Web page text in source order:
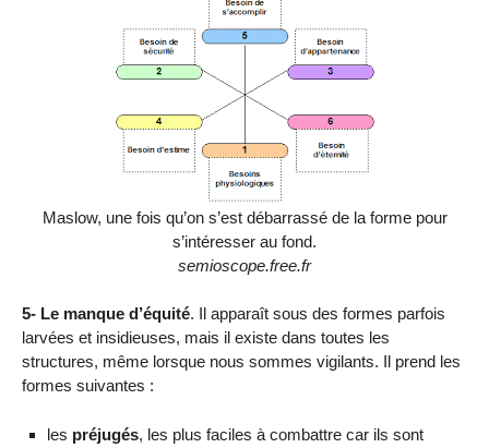
Maslow, une fois qu’on s’est débarrassé de la forme pour
s’intéresser au fond.
semioscope.free.fr
5- Le manque d’équité. Il apparaît sous des formes parfois
larvées et insidieuses, mais il existe dans toutes les
structures, même lorsque nous sommes vigilants. Il prend les
formes suivantes :
les préjugés, les plus faciles à combattre car ils sont